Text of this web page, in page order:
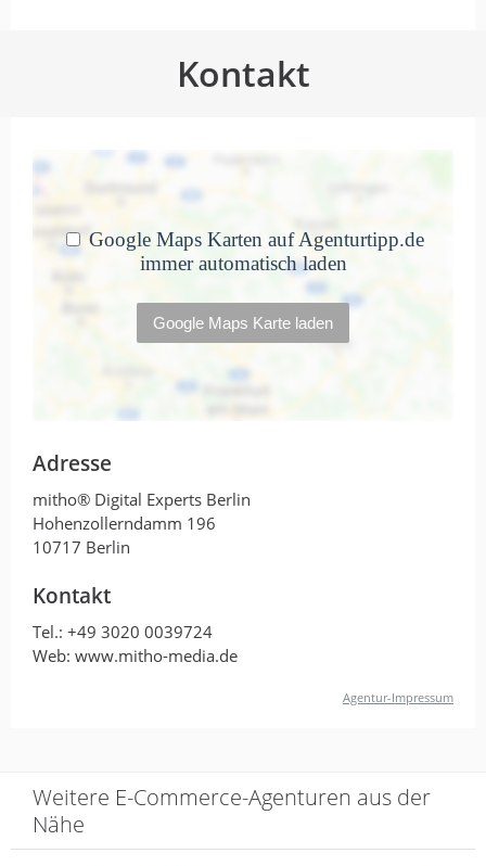
Freundliche Beratung und toller Support.
Habe für einen Kunden eine
Agentur gesucht, auf die ich
mich…
Habe für einen Kunden eine Agentur
In Sachen Technik-Wissen und Service
10/10. Immer ehrlich und direkt, ohne
typisches Buzzword-Agentur-Bingo.
Kompetente Beratung und top
Shopware.
Top Shopware Beratung, hier
Kontakt
Adresse
mitho® Digital Experts Berlin
Hohenzollerndamm 196
10717 Berlin
Kontakt
Tel.: +49 3020 0039724
Web: www.mitho-media.de
Agentur-Impressum
Weitere E-Commerce-Agenturen aus der
Nähe